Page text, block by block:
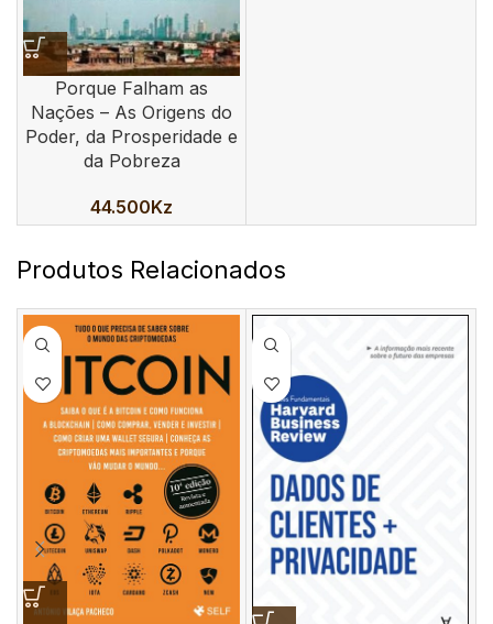
Porque Falham as
Nações – As Origens do
Poder, da Prosperidade e
da Pobreza
44.500Kz
Produtos Relacionados